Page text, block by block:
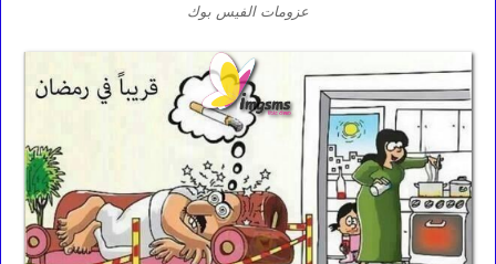
عزومات الفيس بوك